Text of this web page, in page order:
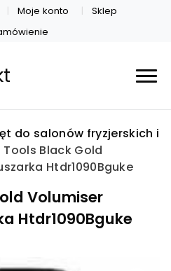
Moje konto
Sklep
do salonów fryzjerskich i
Tools Black Gold
Htdr1090Bguke
Volumiser
Htdr1090Bguke